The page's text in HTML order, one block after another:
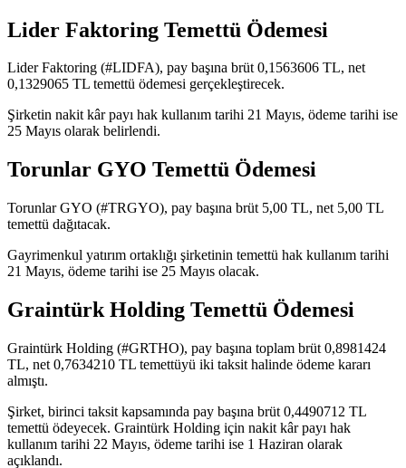
Lider Faktoring Temettü Ödemesi
Lider Faktoring (#LIDFA), pay başına brüt 0,1563606 TL, net
0,1329065 TL temettü ödemesi gerçekleştirecek.
Şirketin nakit kâr payı hak kullanım tarihi 21 Mayıs, ödeme tarihi ise
25 Mayıs olarak belirlendi.
Torunlar GYO Temettü Ödemesi
Torunlar GYO (#TRGYO), pay başına brüt 5,00 TL, net 5,00 TL
temettü dağıtacak.
Gayrimenkul yatırım ortaklığı şirketinin temettü hak kullanım tarihi
21 Mayıs, ödeme tarihi ise 25 Mayıs olacak.
Graintürk Holding Temettü Ödemesi
Graintürk Holding (#GRTHO), pay başına toplam brüt 0,8981424
TL, net 0,7634210 TL temettüyü iki taksit halinde ödeme kararı
almıştı.
Şirket, birinci taksit kapsamında pay başına brüt 0,4490712 TL
temettü ödeyecek. Graintürk Holding için nakit kâr payı hak
kullanım tarihi 22 Mayıs, ödeme tarihi ise 1 Haziran olarak
açıklandı.